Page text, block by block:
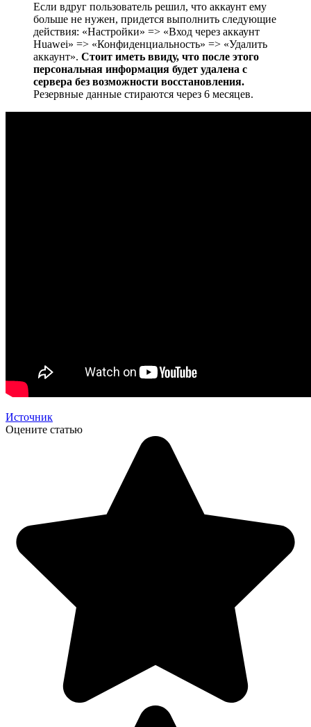
Если вдруг пользователь решил, что аккаунт ему
больше не нужен, придется выполнить следующие
действия: «Настройки» => «Вход через аккаунт
Huawei» => «Конфиденциальность» => «Удалить
аккаунт». Стоит иметь ввиду, что после этого
персональная информация будет удалена с
сервера без возможности восстановления.
Резервные данные стираются через 6 месяцев.
Источник
Оцените статью